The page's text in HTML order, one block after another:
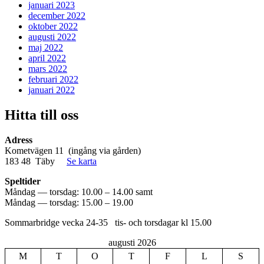
januari 2023
december 2022
oktober 2022
augusti 2022
maj 2022
april 2022
mars 2022
februari 2022
januari 2022
Hitta till oss
Adress
Kometvägen 11 (ingång via gården)
183 48 Täby Se karta
Speltider
Måndag — torsdag: 10.00 – 14.00 samt
Måndag — torsdag: 15.00 – 19.00
Sommarbridge vecka 24-35 tis- och torsdagar kl 15.00
augusti 2026
M
T O T F L S